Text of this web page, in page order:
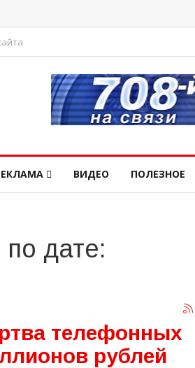
ВИДЕО ПОЛЕЗНОЕ
дате:
телефонных
рублей